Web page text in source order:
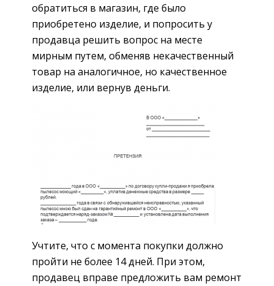
обратиться в магазин, где было
приобретено изделие, и попросить у
продавца решить вопрос на месте
мирным путем, обменяв некачественный
товар на аналогичное, но качественное
изделие, или вернув деньги.
Учтите, что с момента покупки должно
пройти не более 14 дней. При этом,
продавец вправе предложить вам ремонт